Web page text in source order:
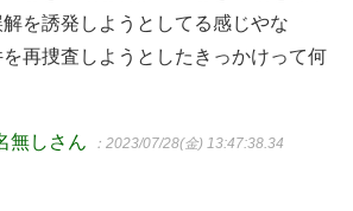
を誘発しようとしてる感じやな
再捜査しようとしたきっかけって何
無しさん ：2023/07/28(金) 13:47:38.34